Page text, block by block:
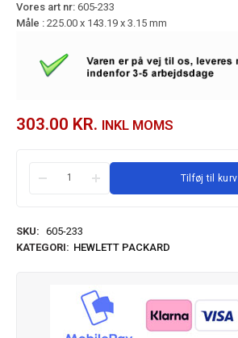
Vores art nr: 605-233
Måle : 225.00 x 143.19 x 3.15 mm
303.00 KR. INKL MOMS
Tilføj til kurv
SKU: 605-233
KATEGORI: HEWLETT PACKARD